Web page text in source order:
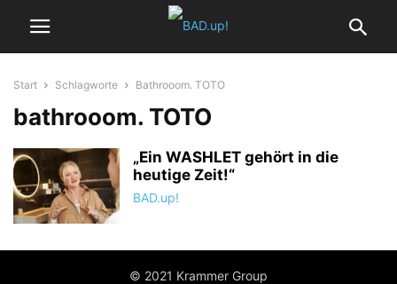
Start Schlagworte Bathrooom. TOTO
bathrooom. TOTO
„Ein WASHLET gehört in die
heutige Zeit!“
BAD.up!
© 2021 Krammer Group